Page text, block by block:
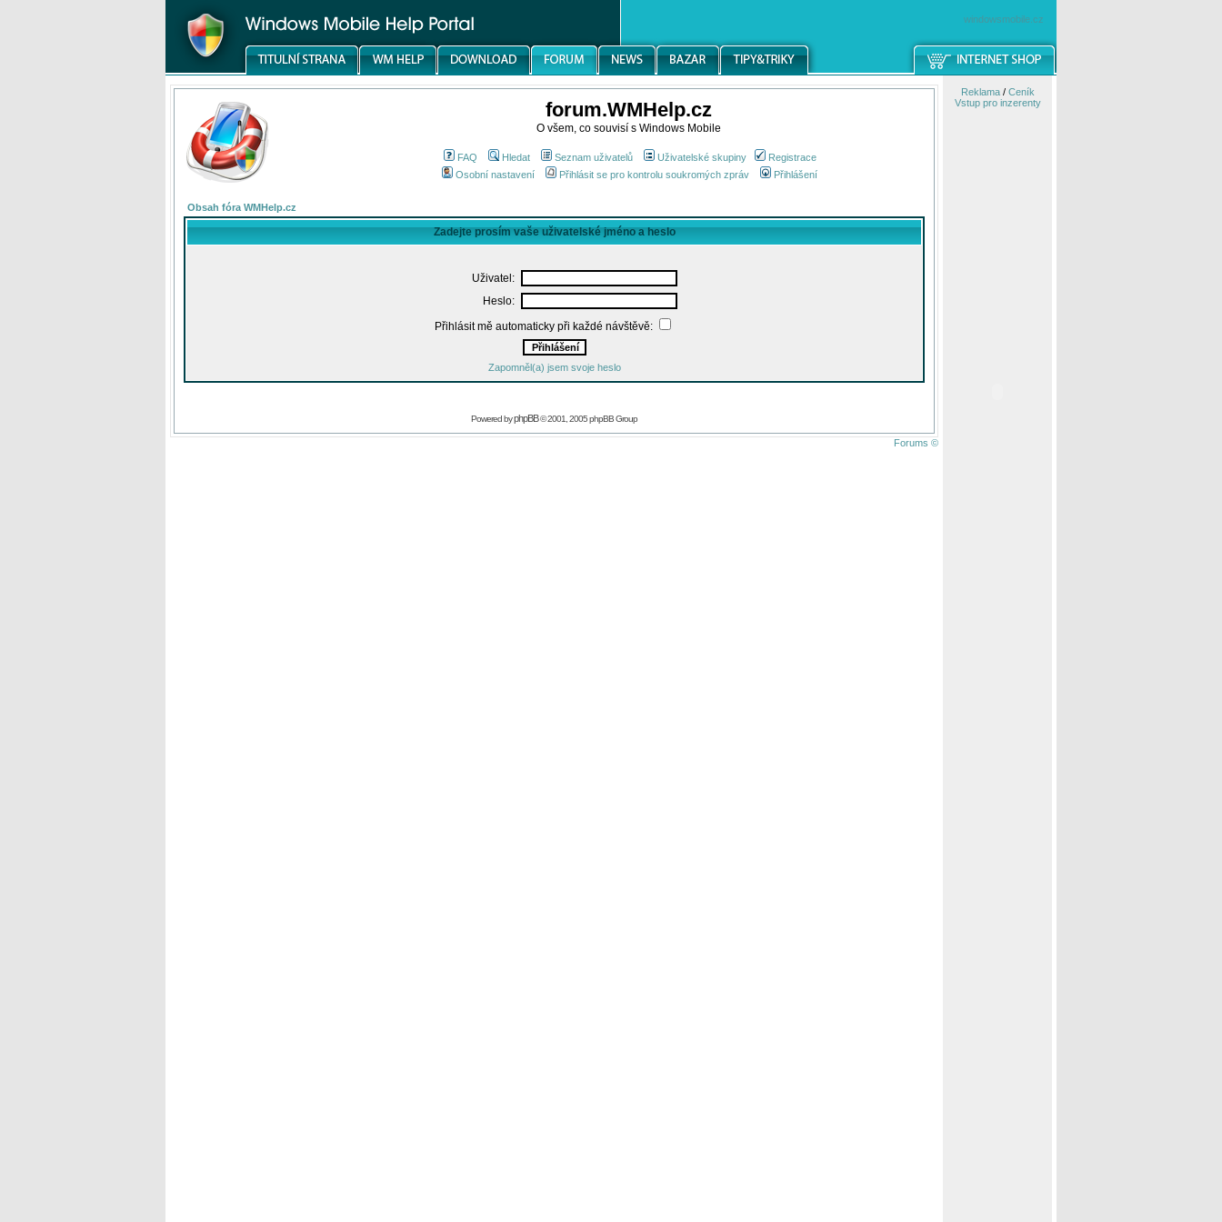
windowsmobile.cz
forum.WMHelp.cz
O všem, co souvisí s Windows Mobile
FAQ Hledat Seznam uživatelů Uživatelské skupiny
Registrace
Osobní nastavení
Přihlásit se pro kontrolu soukromých zpráv Přihlášení
Obsah fóra WMHelp.cz
Zadejte prosím vaše uživatelské jméno a heslo
Uživatel:
Heslo:
Přihlásit mě automaticky při každé návštěvě:
Zapomněl(a) jsem svoje heslo
Powered byphpBB© 2001, 2005 phpBB Group
Forums ©
Reklama/ Ceník
Vstup pro inzerenty